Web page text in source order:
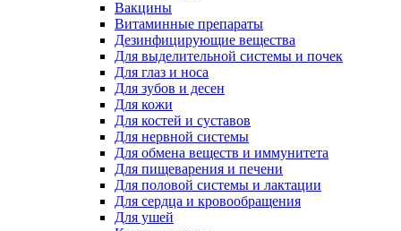
Вакцины
Витаминные препараты
Дезинфицирующие вещества
Для выделительной системы и почек
Для глаз и носа
Для зубов и десен
Для кожи
Для костей и суставов
Для нервной системы
Для обмена веществ и иммунитета
Для пищеварения и печени
Для половой системы и лактации
Для сердца и кровообращения
Для ушей